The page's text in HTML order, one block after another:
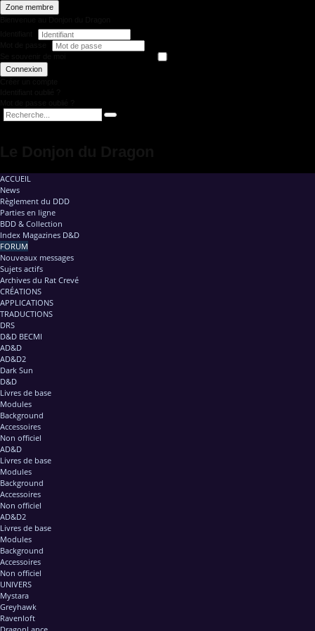
Zone membre
Connexion
ACCUEIL
News
Règlement du DDD
Parties en ligne
BDD & Collection
Index Magazines D&D
FORUM
Nouveaux messages
Sujets actifs
Archives du Rat Crevé
CRÉATIONS
APPLICATIONS
TRADUCTIONS
DRS
D&D BECMI
AD&D
AD&D2
Dark Sun
D&D
Livres de base
Modules
Background
Accessoires
Non officiel
AD&D
Livres de base
Modules
Background
Accessoires
Non officiel
AD&D2
Livres de base
Modules
Background
Accessoires
Non officiel
UNIVERS
Mystara
Greyhawk
Ravenloft